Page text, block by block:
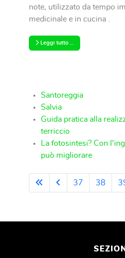
note, utilizzato da tempo
medicinale e in cucina .
Leggi tutto …
Santoreggia
Salvia
Guida pratica alla
terriccio
La fotosintesi? Con
può migliorare
37 38